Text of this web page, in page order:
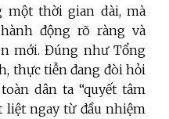
thời gian dài, mà
động rõ ràng và
mới. Đúng như Tổng
thực tiễn đang đòi hỏi
dân ta “quyết tâm
liệt ngay từ đầu nhiệm